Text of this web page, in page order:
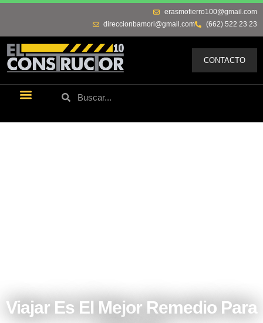
(662) 522 23 23
direccionbamori@gmail.com
erasmofierro100@gmail.com
CONTACTO
Viajar Es El Mejor Remedio Para